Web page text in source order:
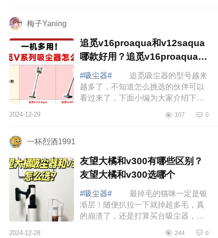
都买了。下面小编为大家介绍下追觅
梅子Yaning
追觅v16proaqua和v12saqua
哪款好用？追觅v16proaqua和
v12saqua如何选
#吸尘器#
追觅吸尘器的型号越来
越多了，不知道怎么挑选的伙伴可以
看过来了，下面小编为大家介绍下追
用？追觅v16proaqua和v12saqua如
2024-12-29 107 0
一杯烈酒1991
友望大橘和v300有哪些区别？
友望大橘和v300选哪个
#吸尘器#
最掉毛的猫咪一定是银
渐层！随便扒拉一下就掉超多毛，真
的崩溃了，还是打算买台吸尘器，然
2024-12-28 244 0